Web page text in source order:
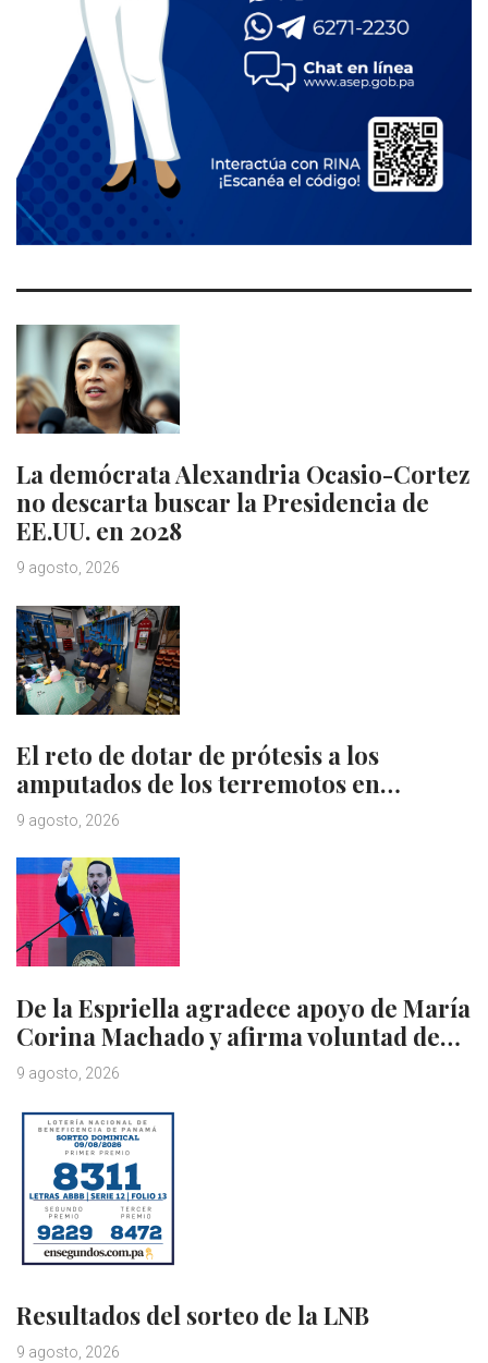
La demócrata Alexandria Ocasio-Cortez
no descarta buscar la Presidencia de
EE.UU. en 2028
9 agosto, 2026
El reto de dotar de prótesis a los
amputados de los terremotos en…
9 agosto, 2026
De la Espriella agradece apoyo de María
Corina Machado y afirma voluntad de…
9 agosto, 2026
Resultados del sorteo de la LNB
9 agosto, 2026